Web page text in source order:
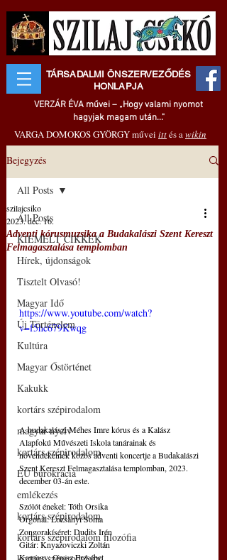
TÁRSADALMI ÖNSZERVEZŐDÉS
HONLAPJA
VERZÁR ÉVA művei – „Hogy valami nyomot
hagyjak magam után..."
VARGA DOMOKOS GYÖRGY művei ittés awikin
Bejegyzés
All Posts
KIEMELT CIKKEK
Hírek, újdonságok
Tisztelt Olvasó!
Magyar Idő
Új Történelem
Kultúra
Magyar Őstörténet
Kakukk
kortárs szépirodalom
magyar nyelv
kortárs szépirodalom
EU bürokrácia
emlékezés
kortárs szépirodalom
kortárs szépirodalom filozófia
All Posts
Adventi kórusmuzsika a Budakalászi Szent Kereszt
Felmagasztalása templomban
szilajcsiko
2023. dec. 16.
https://www.youtube.com/watch?
v=f5hc679Kwqg
A budakalászi Méhes Imre kórus és a Kalász
Alapfokú Művészeti Iskola tanárainak és
növendékeinek közös adventi koncertje a Budakalászi
Szent Kereszt Felmagasztalása templomban, 2023.
december 03-án este.
Szólót énekel: Tóth Orsika
Orgonál: Lozsányi Soma
Zongorakíséret: Dudits Irén
Gitár: Knyazoviczki Zoltán
Karnagy: Orosz Erzsébet